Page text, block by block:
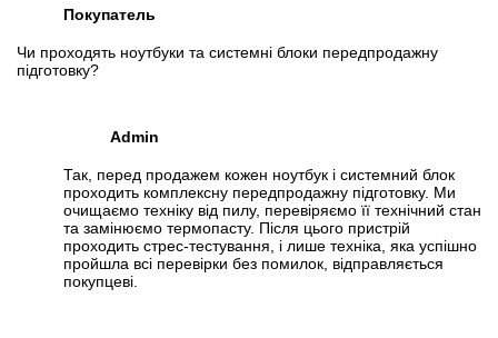
Покупатель
Чи проходять ноутбуки та системні блоки передпродажну
підготовку?
Admin
Так, перед продажем кожен ноутбук і системний блок
проходить комплексну передпродажну підготовку. Ми
очищаємо техніку від пилу, перевіряємо її технічний стан
та замінюємо термопасту. Після цього пристрій
проходить стрес-тестування, і лише техніка, яка успішно
пройшла всі перевірки без помилок, відправляється
покупцеві.